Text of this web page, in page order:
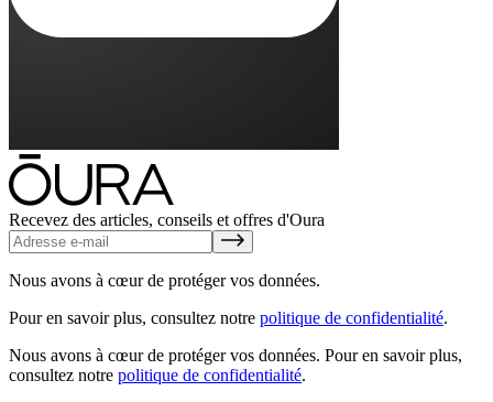
Recevez des articles, conseils et offres d'Oura
Nous avons à cœur de protéger vos données.
Pour en savoir plus, consultez notre politique de confidentialité.
Nous avons à cœur de protéger vos données. Pour en savoir plus,
consultez notre politique de confidentialité.